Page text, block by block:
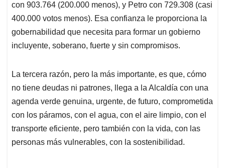
agenda verde genuina, urgente, de futuro, comprometida
con los páramos, con el agua, con el aire limpio, con el
transporte eficiente, pero también con la vida, con las
personas más vulnerables, con la sostenibilidad.
Galán, en un discurso muy honorable, ha prometido
apoyarla,
y a Miguel Uribe Turbay, le conviene hacerlo.
Galán y Uribe Turbay son grandes vencedores en